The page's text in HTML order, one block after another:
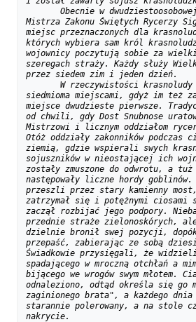
Obecnie w
Mistrza Zakonu Świętych Rycerzy
miejsc przeznaczonych dla
których wybiera sam król
wojownicy poczytują sobie za
szeregach straży. Każdy służy
przez siedem zim i jeden dzień.
W rzeczywistości krasnoludy
siedmioma miejscami, gdyż im też
miejsce dwudzieste pierwsze.
od chwili, gdy Dost Snubnose
Mistrzowi i licznym oddziałom
Otóż oddziały zakonników podczas
ziemią, gdzie wspierali swych
sojuszników w nieostającej ich
zostały zmuszone do odwrotu, a
następowały liczne hordy goblinów.
przeszli przez stary kamienny most,
zatrzymał się i potężnymi ciosami
zaczął rozbijać jego podpory.
przednie straże zielonoskórych,
dzielnie bronił swej pozycji,
przepaść, zabierając ze sobą
Świadkowie przysięgali, że widzieli
spadającego w mroczną otchłań a
bijącego we wrogów swym młotem.
odnaleziono, odtąd określa się go
zaginionego brata", a każdego
starannie polerowany, a na stole
nakrycie.